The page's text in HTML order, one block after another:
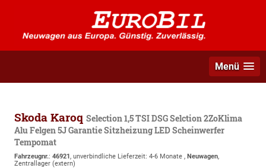
Menü
Skoda Karoq Selection 1,5 TSI DSG Selction 2ZoKlima
Alu Felgen 5J Garantie Sitzheizung LED Scheinwerfer
Tempomat
Fahrzeugnr.: 46921, unverbindliche Lieferzeit: 4-6 Monate , Neuwagen,
Zentrallager (extern)